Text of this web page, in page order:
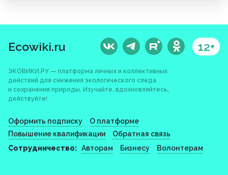
Ecowiki.ru 12+
ЭКОВИКИ.РУ — платформа личных и коллективных
действий для снижения экологического следа
и сохранения природы. Изучайте, вдохновляйтесь,
действуйте!
Оформить подписку
О платформе
Повышение квалификации
Обратная связь
Сотрудничество: Авторам Бизнесу Волонтерам